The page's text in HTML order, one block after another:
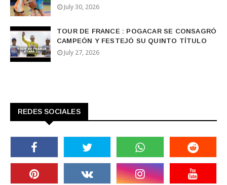
July 30, 2026
TOUR DE FRANCE : POGACAR SE CONSAGRÓ
CAMPEÓN Y FESTEJÓ SU QUINTO TÍTULO
July 27, 2026
REDES SOCIALES